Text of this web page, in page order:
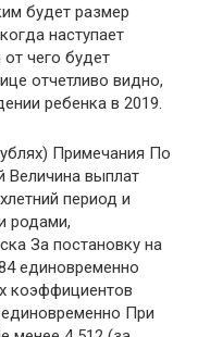
будет размер
наступает
чего будет
отчетливо видно,
ребенка в 2019.
Примечания По
Величина выплат
период и
родами,
За постановку на
единовременно
коэффициентов
При